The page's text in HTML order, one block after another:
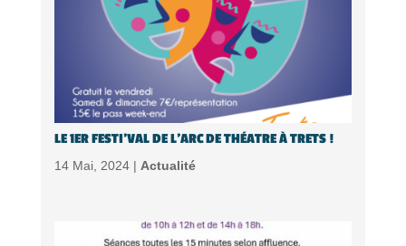
LE 1ER FESTI’VAL DE L’ARC DE THÉATRE À TRETS !
14 Mai, 2024 | Actualité